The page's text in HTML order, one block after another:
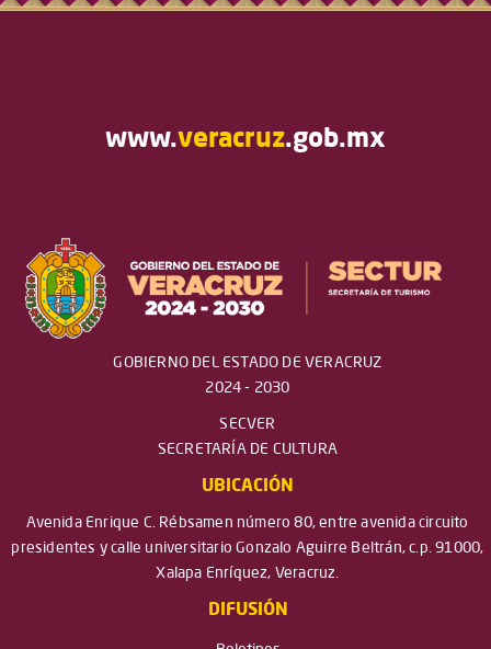
www.veracruz.gob.mx
GOBIERNO DEL ESTADO DE VERACRUZ
2024 - 2030
SECVER
SECRETARÍA DE CULTURA
UBICACIÓN
Avenida Enrique C. Rébsamen número 80, entre avenida circuito
presidentes y calle universitario Gonzalo Aguirre Beltrán, c.p. 91000,
Xalapa Enríquez, Veracruz.
DIFUSIÓN